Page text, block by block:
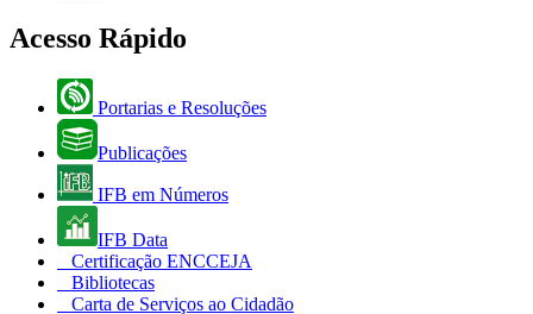
Acesso Rápido
Portarias e Resoluções
Publicações
IFB em Números
IFB Data
Certificação ENCCEJA
Bibliotecas
Carta de Serviços ao Cidadão